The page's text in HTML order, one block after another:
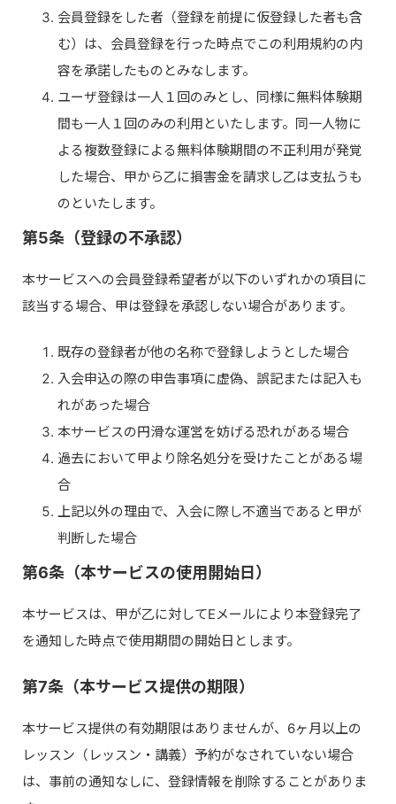
会員登録をした者（登録を前提に仮登録した者も含
む）は、会員登録を行った時点でこの利用規約の内
容を承諾したものとみなします。
ユーザ登録は一人１回のみとし、同様に無料体験期
間も一人１回のみの利用といたします。同一人物に
よる複数登録による無料体験期間の不正利用が発覚
した場合、甲から乙に損害金を請求し乙は支払うも
のといたします。
第5条（登録の不承認）
本サービスへの会員登録希望者が以下のいずれかの項目に
該当する場合、甲は登録を承認しない場合があります。
既存の登録者が他の名称で登録しようとした場合
入会申込の際の申告事項に虚偽、誤記または記入も
れがあった場合
本サービスの円滑な運営を妨げる恐れがある場合
過去において甲より除名処分を受けたことがある場
合
上記以外の理由で、入会に際し不適当であると甲が
判断した場合
第6条（本サービスの使用開始日）
本サービスは、甲が乙に対してEメールにより本登録完了
を通知した時点で使用期間の開始日とします。
第7条（本サービス提供の期限）
本サービス提供の有効期限はありませんが、6ヶ月以上の
レッスン（レッスン・講義）予約がなされていない場合
は、事前の通知なしに、登録情報を削除することがありま